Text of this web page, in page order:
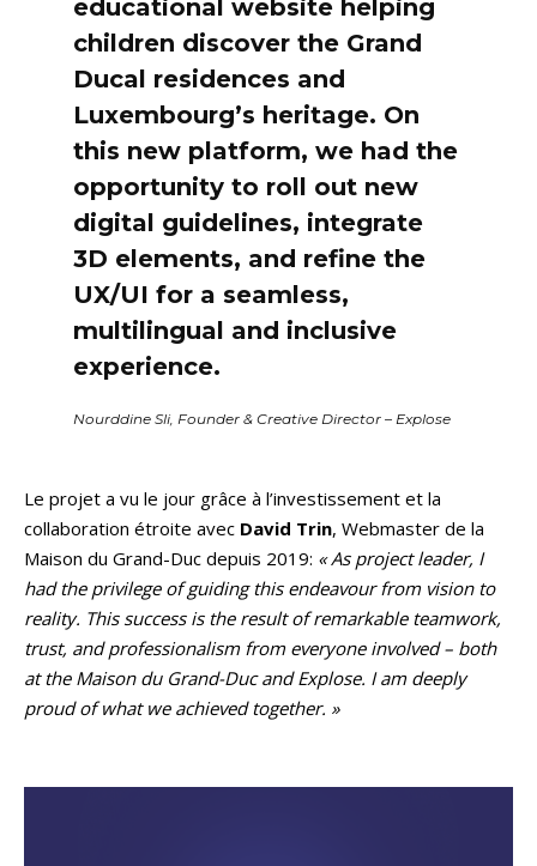
educational website helping
children discover the Grand
Ducal residences and
Luxembourg’s heritage. On
this new platform, we had the
opportunity to roll out new
digital guidelines, integrate
3D elements, and refine the
UX/UI for a seamless,
multilingual and inclusive
experience.
Nourddine Sli, Founder & Creative Director – Explose
Le projet a vu le jour grâce à l’investissement et la
collaboration étroite avec David Trin, Webmaster de la
Maison du Grand-Duc depuis 2019: « As project leader, I
had the privilege of guiding this endeavour from vision to
reality. This success is the result of remarkable teamwork,
trust, and professionalism from everyone involved – both
at the Maison du Grand-Duc and Explose. I am deeply
proud of what we achieved together. »